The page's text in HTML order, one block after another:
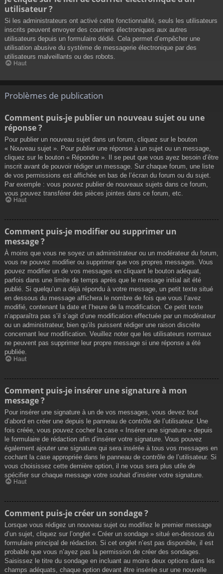
utilisateur ?
Si les administrateurs ont activé cette fonctionnalité, seuls les utilisateurs
inscrits peuvent envoyer des courriers électroniques aux autres
utilisateurs depuis un formulaire dédié. Cela permet d’empêcher une
utilisation abusive du système de messagerie électronique par des
utilisateurs malveillants ou des robots.
Haut
Problèmes de publication
Comment puis-je publier un nouveau sujet ou une
réponse ?
Pour publier un nouveau sujet dans un forum, cliquez sur le bouton
« Nouveau sujet ». Pour publier une réponse à un sujet ou un message,
cliquez sur le bouton « Répondre ». Il se peut que vous ayez besoin d’être
inscrit avant de pouvoir rédiger un message. Sur chaque forum, une liste
de vos permissions est affichée en bas de l’écran du forum ou du sujet.
Par exemple : vous pouvez publier de nouveaux sujets dans ce forum,
vous pouvez transférer des pièces jointes dans ce forum, etc.
Haut
Comment puis-je modifier ou supprimer un
message ?
À moins que vous ne soyez un administrateur ou un modérateur du forum,
vous ne pouvez modifier ou supprimer que vos propres messages. Vous
pouvez modifier un de vos messages en cliquant le bouton adéquat,
parfois dans une limite de temps après que le message initial ait été
publié. Si quelqu’un a déjà répondu à votre message, un petit texte situé
en dessous du message affichera le nombre de fois que vous l’avez
modifié, contenant la date et l’heure de la modification. Ce petit texte
n’apparaîtra pas s’il s’agit d’une modification effectuée par un modérateur
ou un administrateur, bien qu’ils puissent rédiger une raison discrète
concernant leur modification. Veuillez noter que les utilisateurs normaux
ne peuvent pas supprimer leur propre message si une réponse a été
publiée.
Haut
Comment puis-je insérer une signature à mon
message ?
Pour insérer une signature à un de vos messages, vous devez tout
d’abord en créer une depuis le panneau de contrôle de l’utilisateur. Une
fois créée, vous pouvez cocher la case « Insérer une signature » depuis
le formulaire de rédaction afin d’insérer votre signature. Vous pouvez
également ajouter une signature qui sera insérée à tous vos messages en
cochant la case appropriée dans le panneau de contrôle de l’utilisateur. Si
vous choisissez cette dernière option, il ne vous sera plus utile de
spécifier sur chaque message votre souhait d’insérer votre signature.
Haut
Comment puis-je créer un sondage ?
Lorsque vous rédigez un nouveau sujet ou modifiez le premier message
d’un sujet, cliquez sur l’onglet « Créer un sondage » situé en-dessous du
formulaire principal de rédaction. Si cet onglet n’est pas disponible, il est
probable que vous n’ayez pas la permission de créer des sondages.
Saisissez le titre du sondage en incluant au moins deux options dans les
champs adéquats, chaque option devant être insérée sur une nouvelle